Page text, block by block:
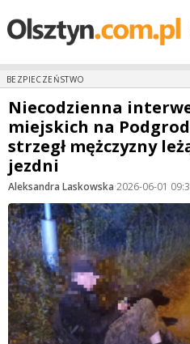
BEZPIECZEŃSTWO
Niecodzienna
miejskich na
strzegł mężczyzny
jezdni
Aleksandra Laskowska·2026-06-01